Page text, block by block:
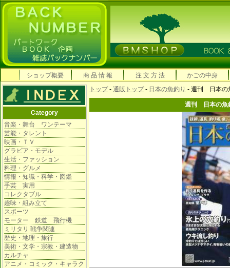
ショップ概要 商 品 情 報 注 文 方 法 かごの中身
Category
音楽・舞台 ワンテーマ
芸能・タレント
映画・ＴＶ
グラビア・モデル
生活・ファッション
料理・グルメ
情報・知識・科学・図鑑
手芸 実用
コレクタブル
趣味・組み立て
スポーツ
モーター 鉄道 飛行機
ミリタリ 戦争関連
歴史・地理・旅行
美術・文学・宗教・建造物
カルチャ
アニメ・コミック・キャラク
トップ- 通販トップ- 日本の魚釣り - 週刊 日本
週刊 日本の